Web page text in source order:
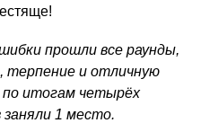
прошли все раунды,
терпение и отличную
по итогам четырёх
1 место.